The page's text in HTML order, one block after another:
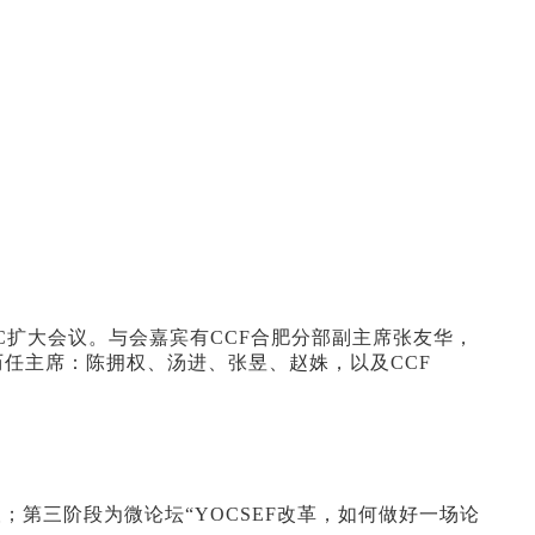
大会议。与会嘉宾有CCF合肥分部副主席张友华，
主席：陈拥权、汤进、张昱、赵姝，以及CCF
第三阶段为微论坛“YOCSEF改革，如何做好一场论